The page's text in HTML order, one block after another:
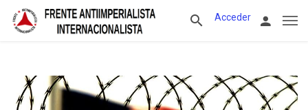
Acceder